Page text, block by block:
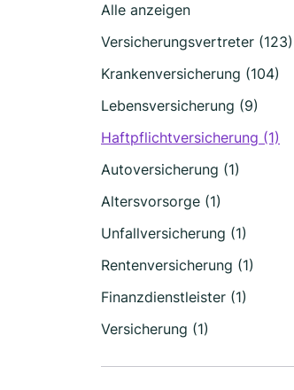
Alle anzeigen
Versicherungsvertreter (123)
Krankenversicherung (104)
Lebensversicherung (9)
Haftpflichtversicherung (1)
Autoversicherung (1)
Altersvorsorge (1)
Unfallversicherung (1)
Rentenversicherung (1)
Finanzdienstleister (1)
Versicherung (1)